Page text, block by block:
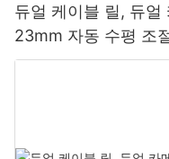
듀얼 케이블 릴, 듀
23mm 자동 수평 조